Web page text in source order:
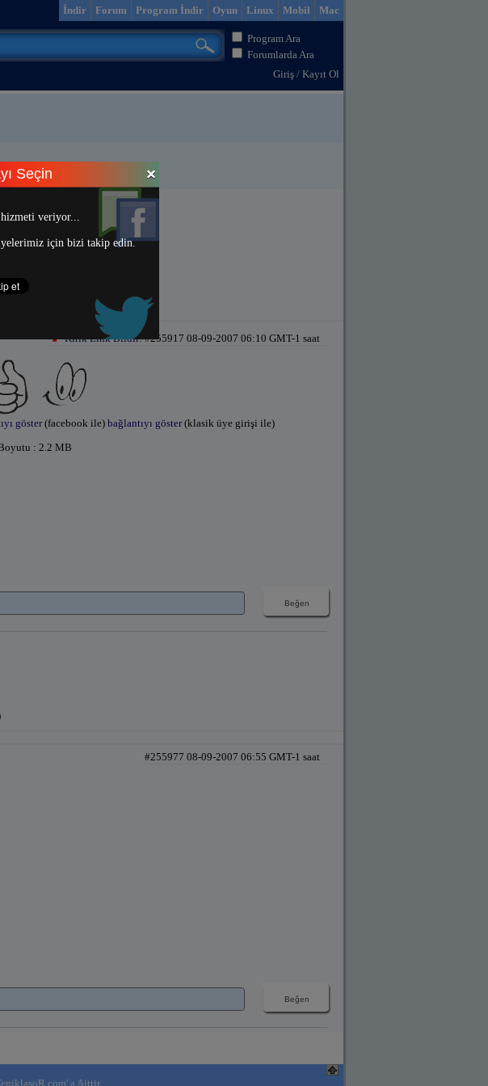
Mac
Mobil
Linux
Oyun
Program İndir
Forum
İndir
Program Ara
Forumlarda Ara
Giriş / Kayıt Ol
Seçin
veriyor...
için bizi takip edin.
Kırık Link Bildir!#255917 08-09-2007 06:10 GMT-1 saat
göster(facebook ile) bağlantıyı göster(klasik üye girişi ile)
: 2.2 MB
#255977 08-09-2007 06:55 GMT-1 saat
a Aittir.